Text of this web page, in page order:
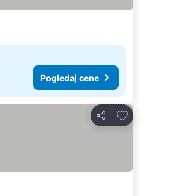
Pogledaj cene
Deli
Dodati u favorite